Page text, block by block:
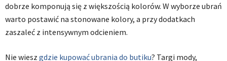
dobrze komponują się z większością kolorów. W wyborze ubrań
warto postawić na stonowane kolory, a przy dodatkach
zaszaleć z intensywnym odcieniem.
Nie wiesz gdzie kupować ubrania do butiku? Targi mody,